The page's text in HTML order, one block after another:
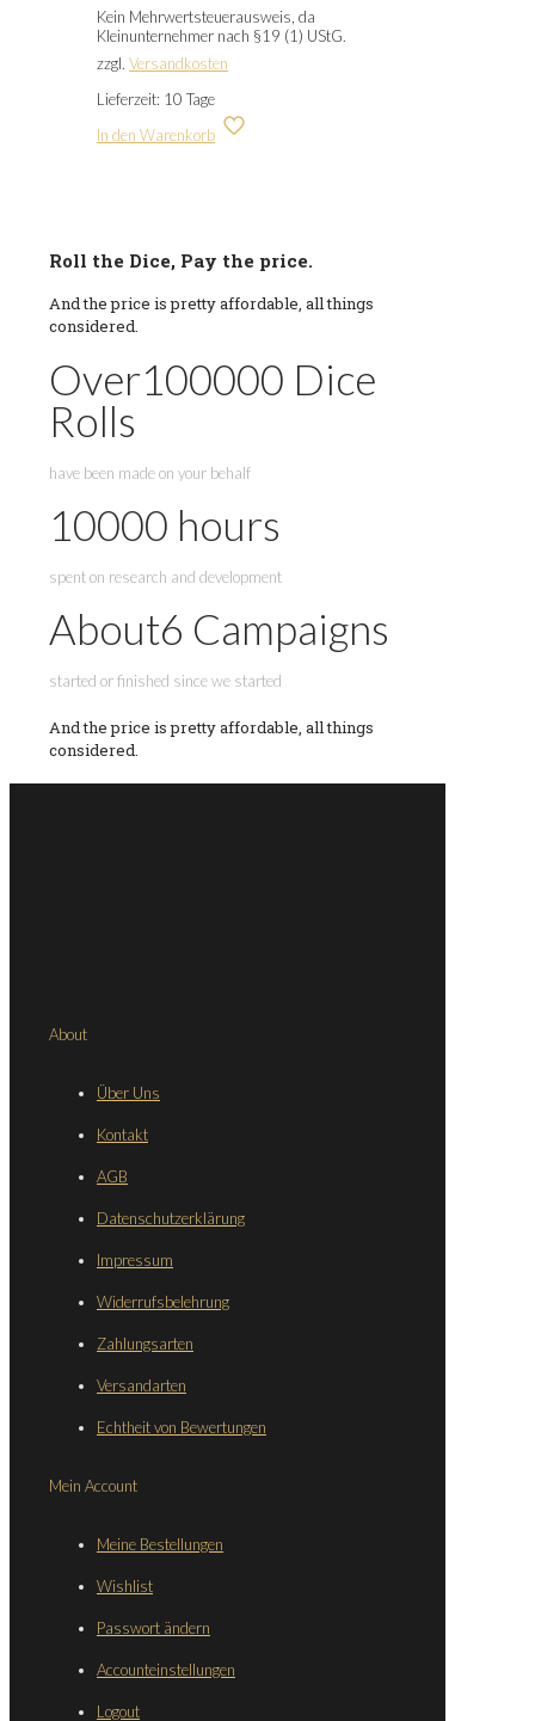
Kein Mehrwertsteuerausweis, da
Kleinunternehmer nach §19 (1) UStG.
zzgl. Versandkosten
Lieferzeit: 10 Tage
In den Warenkorb
Roll the Dice, Pay the price.
And the price is pretty affordable, all things
considered.
Over100000 Dice
Rolls
have been made on your behalf
10000 hours
spent on research and development
About6 Campaigns
started or finished since we started
And the price is pretty affordable, all things
considered.
About
Über Uns
Kontakt
AGB
Datenschutzerklärung
Impressum
Widerrufsbelehrung
Zahlungsarten
Versandarten
Echtheit von Bewertungen
Mein Account
Meine Bestellungen
Wishlist
Passwort ändern
Accounteinstellungen
Logout